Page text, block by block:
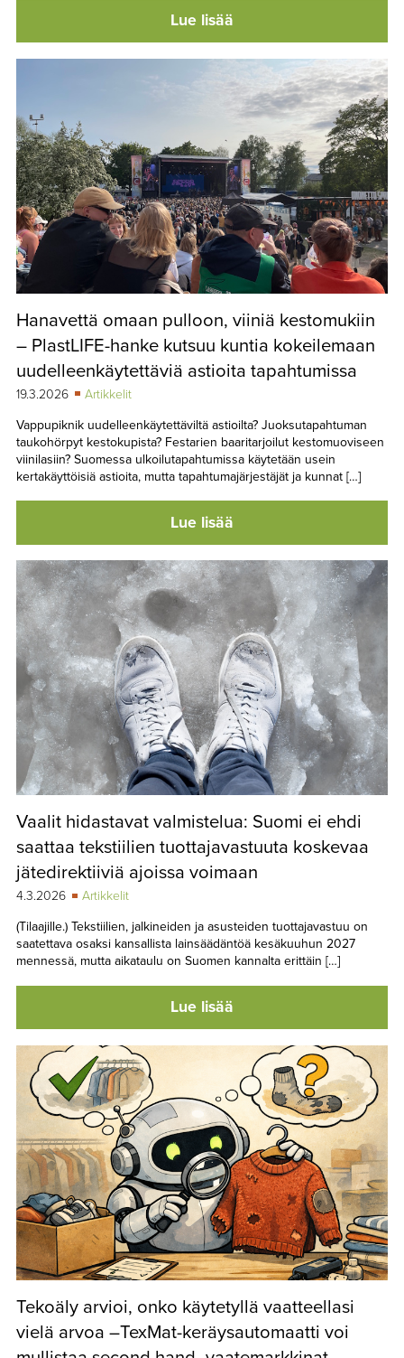
Lue lisää
Hanavettä omaan pulloon, viiniä kestomukiin
– PlastLIFE-hanke kutsuu kuntia kokeilemaan
uudelleenkäytettäviä astioita tapahtumissa
19.3.2026
Artikkelit
Vappupiknik uudelleenkäytettäviltä astioilta? Juoksutapahtuman
taukohörpyt kestokupista? Festarien baaritarjoilut kestomuoviseen
viinilasiin? Suomessa ulkoilutapahtumissa käytetään usein
kertakäyttöisiä astioita, mutta tapahtumajärjestäjät ja kunnat […]
Lue lisää
Vaalit hidastavat valmistelua: Suomi ei ehdi
saattaa tekstiilien tuottajavastuuta koskevaa
jätedirektiiviä ajoissa voimaan
4.3.2026
Artikkelit
(Tilaajille.) Tekstiilien, jalkineiden ja asusteiden tuottajavastuu on
saatettava osaksi kansallista lainsäädäntöä kesäkuuhun 2027
mennessä, mutta aikataulu on Suomen kannalta erittäin […]
Lue lisää
Tekoäly arvioi, onko käytetyllä vaatteellasi
vielä arvoa –TexMat-keräysautomaatti voi